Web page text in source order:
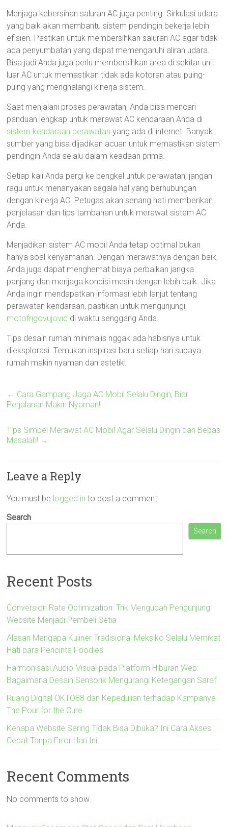
Menjaga kebersihan saluran AC juga penting. Sirkulasi udara
yang baik akan membantu sistem pendingin bekerja lebih
efisien. Pastikan untuk membersihkan saluran AC agar tidak
ada penyumbatan yang dapat memengaruhi aliran udara.
Bisa jadi Anda juga perlu membersihkan area di sekitar unit
luar AC untuk memastikan tidak ada kotoran atau puing-
puing yang menghalangi kinerja sistem.
Saat menjalani proses perawatan, Anda bisa mencari
panduan lengkap untuk merawat AC kendaraan Anda di
sistem kendaraan perawatan yang ada di internet. Banyak
sumber yang bisa dijadikan acuan untuk memastikan sistem
pendingin Anda selalu dalam keadaan prima.
Setiap kali Anda pergi ke bengkel untuk perawatan, jangan
ragu untuk menanyakan segala hal yang berhubungan
dengan kinerja AC. Petugas akan senang hati memberikan
penjelasan dan tips tambahan untuk merawat sistem AC
Anda.
Menjadikan sistem AC mobil Anda tetap optimal bukan
hanya soal kenyamanan. Dengan merawatnya dengan baik,
Anda juga dapat menghemat biaya perbaikan jangka
panjang dan menjaga kondisi mesin dengan lebih baik. Jika
Anda ingin mendapatkan informasi lebih lanjut tentang
perawatan kendaraan, pastikan untuk mengunjungi
motofrigovujovic di waktu senggang Anda.
Tips desain rumah minimalis nggak ada habisnya untuk
dieksplorasi. Temukan inspirasi baru setiap hari supaya
rumah makin nyaman dan estetik!
← Cara Gampang Jaga AC Mobil Selalu Dingin, Biar
Perjalanan Makin Nyaman!
Tips Simpel Merawat AC Mobil Agar Selalu Dingin dan Bebas
Masalah! →
Leave a Reply
You must be logged in to post a comment.
Search
Search
Recent Posts
Conversion Rate Optimization: Trik Mengubah Pengunjung
Website Menjadi Pembeli Setia
Alasan Mengapa Kuliner Tradisional Meksiko Selalu Memikat
Hati para Pencinta Foodies
Harmonisasi Audio-Visual pada Platform Hiburan Web:
Bagaimana Desain Sensorik Mengurangi Ketegangan Saraf
Ruang Digital OKTO88 dan Kepedulian terhadap Kampanye
The Pour for the Cure
Kenapa Website Sering Tidak Bisa Dibuka? Ini Cara Akses
Cepat Tanpa Error Hari Ini
Recent Comments
No comments to show.